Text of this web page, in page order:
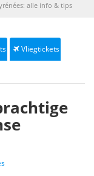
alle info & tips
Vliegtickets